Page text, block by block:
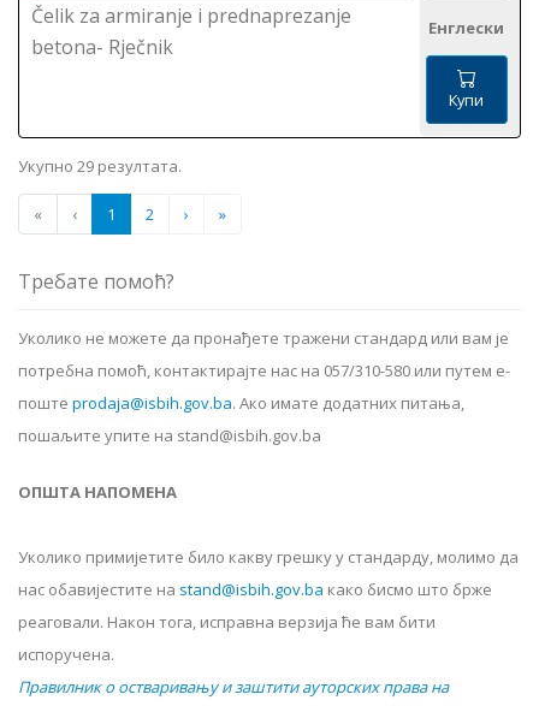
Čelik za armiranje i prednaprezanje
betona- Rječnik
Енглески
Купи
Укупно 29 резултата.
« ‹ 1 2 › »
Требате помоћ?
Уколико не можете да пронађете тражени стандард или вам је
потребна помоћ, контактирајте нас на 057/310-580 или путем е-
поште prodaja@isbih.gov.ba. Ако имате додатних питања,
пошаљите упите на stand@isbih.gov.ba
ОПШТА НАПОМЕНА
Уколико примијетите било какву грешку у стандарду, молимо да
нас обавијестите на stand@isbih.gov.ba како бисмо што брже
реаговали. Након тога, исправна верзија ће вам бити
испоручена.
Правилник о остваривању и заштити ауторских права на